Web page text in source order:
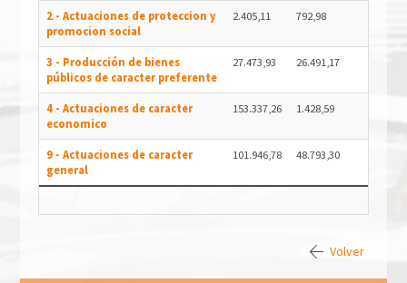
2 - Actuaciones de proteccion y
promocion social
2.405,11 792,98
3 - Producción de bienes
públicos de caracter preferente
27.473,93 26.491,17
4 - Actuaciones de caracter
economico
153.337,26 1.428,59
9 - Actuaciones de caracter
general
101.946,78 48.793,30
Volver